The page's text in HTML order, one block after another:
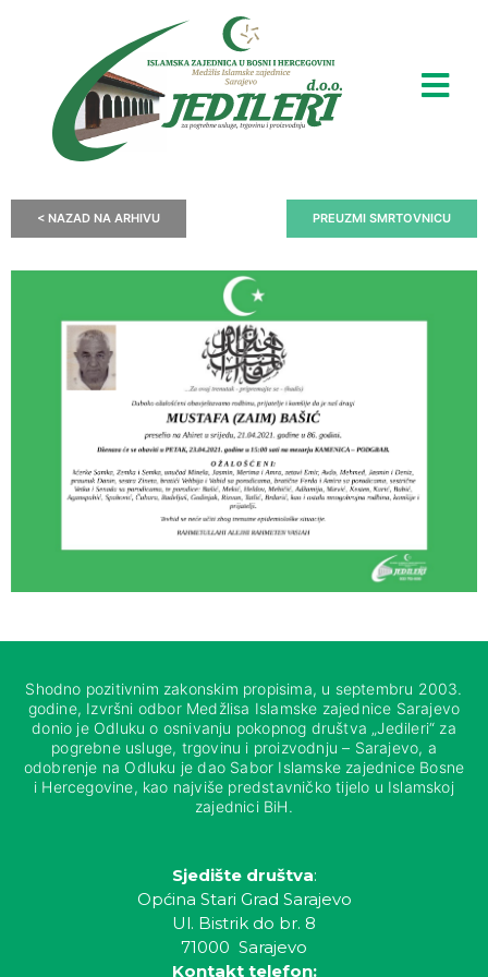
< NAZAD NA ARHIVU PREUZMI SMRTOVNICU
Shodno pozitivnim zakonskim propisima, u septembru 2003.
godine, Izvršni odbor Medžlisa Islamske zajednice Sarajevo
donio je Odluku o osnivanju pokopnog društva „Jedileri“ za
pogrebne usluge, trgovinu i proizvodnju – Sarajevo, a
odobrenje na Odluku je dao Sabor Islamske zajednice Bosne
i Hercegovine, kao najviše predstavničko tijelo u Islamskoj
zajednici BiH.
Sjedište društva:
Općina Stari Grad Sarajevo
Ul. Bistrik do br. 8
71000 Sarajevo
Kontakt telefon: